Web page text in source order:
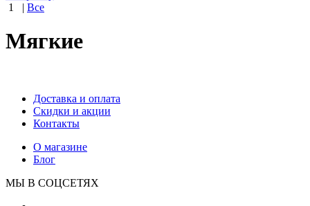
1
| Все
Мягкие
Доставка и оплата
Скидки и акции
Контакты
О магазине
Блог
МЫ В СОЦСЕТЯХ